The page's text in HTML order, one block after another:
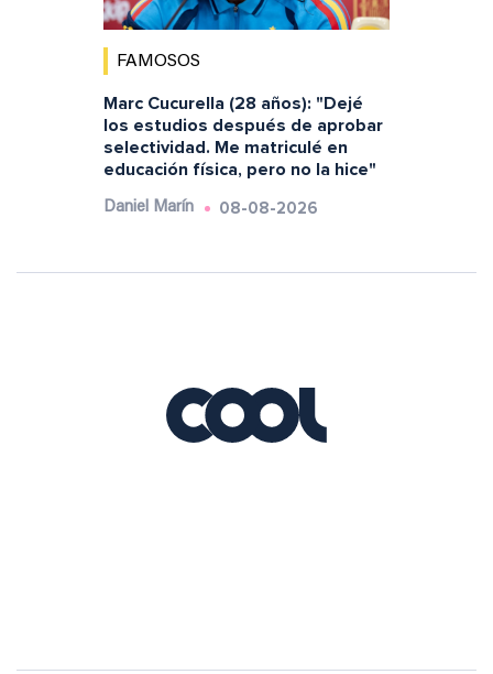
FAMOSOS
Marc Cucurella (28 años): "Dejé
los estudios después de aprobar
selectividad. Me matriculé en
educación física, pero no la hice"
Daniel Marín 08-08-2026